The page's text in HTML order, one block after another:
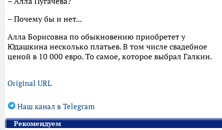
– Почему бы и нет...
Алла Борисовна по обыкновению приобретет у
Юдашкина несколько платьев. В том числе свадебное
ценой в 10 000 евро. То самое, которое выбрал Галкин.
Original URL
Наш канал в Telegram
Рекомендуем